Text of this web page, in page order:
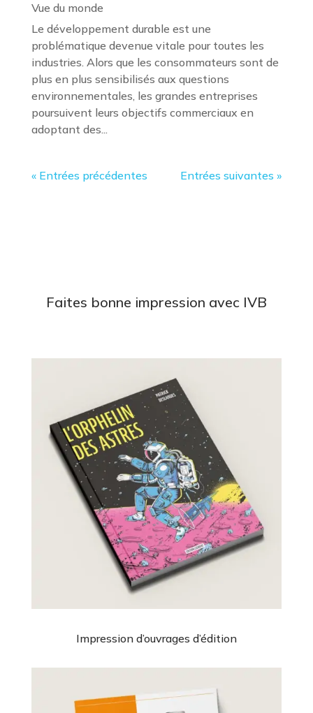
Vue du monde
Le développement durable est une
problématique devenue vitale pour toutes les
industries. Alors que les consommateurs sont de
plus en plus sensibilisés aux questions
environnementales, les grandes entreprises
poursuivent leurs objectifs commerciaux en
adoptant des...
« Entrées précédentes Entrées suivantes »
Faites bonne impression avec IVB
Impression d’ouvrages d’édition